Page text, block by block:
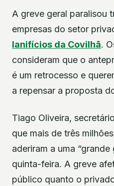
A greve geral paralisou
empresas do setor
lanifícios da Covilhã.
consideram que o
é um retrocesso e
a repensar a proposta
Tiago Oliveira,
que mais de três
aderiram a uma “grande
quinta-feira. A greve
público quanto o